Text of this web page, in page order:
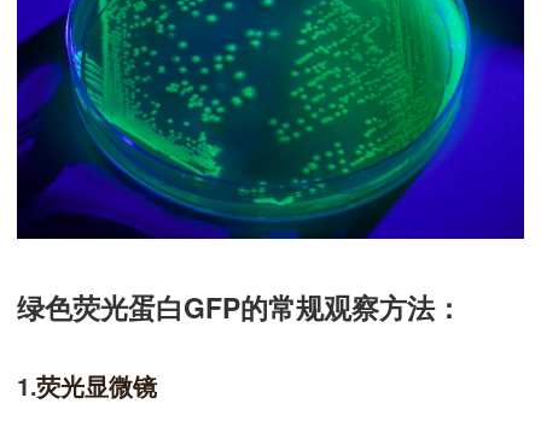
绿色荧光蛋白GFP的常规观察方法：
1.荧光显微镜